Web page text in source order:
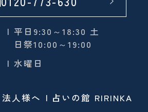
| 平日9:30～18:30 土
日祭10:00～19:00
| 水曜日
法人様へ 占いの館 RIRINKA